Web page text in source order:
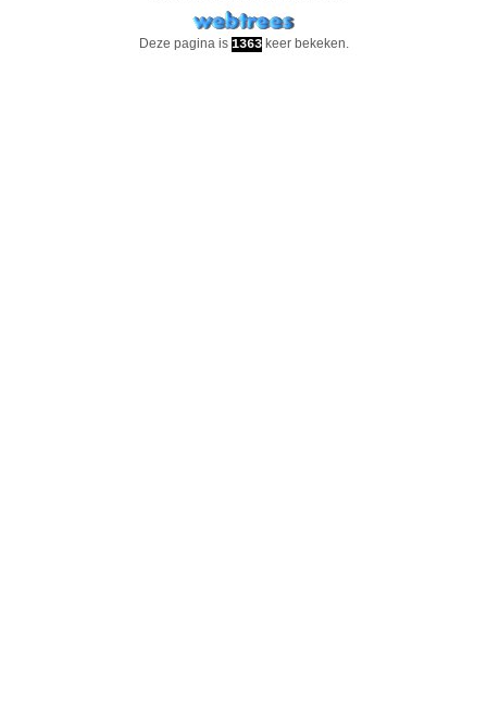
Deze pagina is 1363keer bekeken.